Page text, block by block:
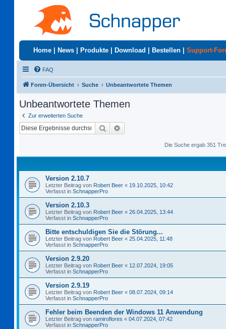
Home News Produkte Download Bestellen Support-
FAQ
Foren-Übersicht Suche Unbeantwortete Themen
Unbeantwortete Themen
Zur erweiterten Suche
Suche
Die Suche ergab 351
Version 2.10.7
Letzter Beitrag von Robert Beer « 19.10.2025, 10:42
Verfasst in SchnapperPro
Version 2.10.3
Letzter Beitrag von Robert Beer « 26.04.2025, 13:44
Verfasst in SchnapperPro
Bitte entschuldigen Sie die Störung...
Letzter Beitrag von Robert Beer « 25.04.2025, 11:48
Verfasst in SchnapperPro
Version 2.9.20
Letzter Beitrag von Robert Beer « 12.07.2024, 19:05
Verfasst in SchnapperPro
Version 2.9.19
Letzter Beitrag von Robert Beer « 08.07.2024, 09:14
Verfasst in SchnapperPro
Fehler beim Beenden der Windows 11 Anwendung
Letzter Beitrag von ramiroflores « 04.07.2024, 07:42
Verfasst in SchnapperPro